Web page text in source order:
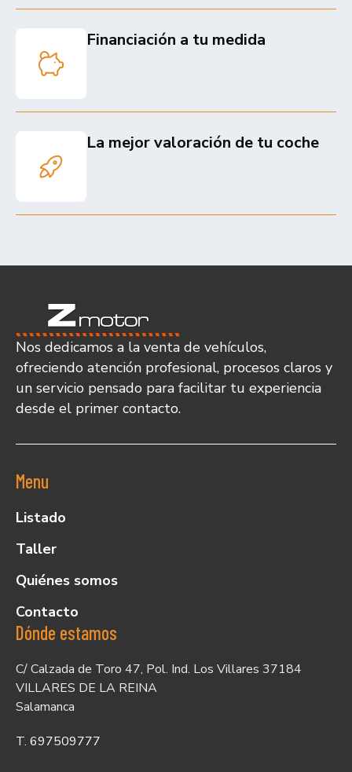
Financiación a tu medida
La mejor valoración de tu coche
Nos dedicamos a la venta de vehículos,
ofreciendo atención profesional, procesos claros y
un servicio pensado para facilitar tu experiencia
desde el primer contacto.
Menu
Listado
Taller
Quiénes somos
Contacto
Dónde estamos
C/ Calzada de Toro 47, Pol. Ind. Los Villares 37184
VILLARES DE LA REINA
Salamanca
T. 697509777